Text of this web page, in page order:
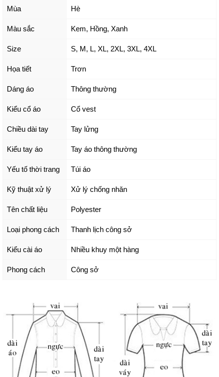
Mùa Hè
Màu sắc Kem, Hồng, Xanh
Size S, M, L, XL, 2XL, 3XL, 4XL
Họa tiết Trơn
Dáng áo Thông thường
Kiểu cổ áo Cổ vest
Chiều dài tay Tay lửng
Kiểu tay áo Tay áo thông thường
Yếu tố thời trang Túi áo
Kỹ thuật xử lý Xử lý chống nhăn
Tên chất liệu Polyester
Loại phong cách Thanh lịch công sở
Kiểu cài áo Nhiều khuy một hàng
Phong cách Công sở